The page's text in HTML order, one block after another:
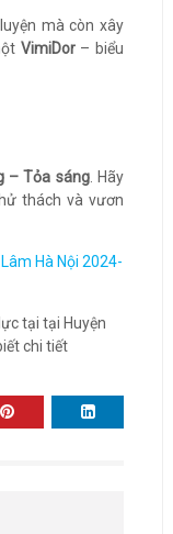
mà còn xây
VimiDor– biểu
– Tỏa sáng. Hãy
thách và vươn
Hà Nội 2024-
tại tại Huyện
chi tiết